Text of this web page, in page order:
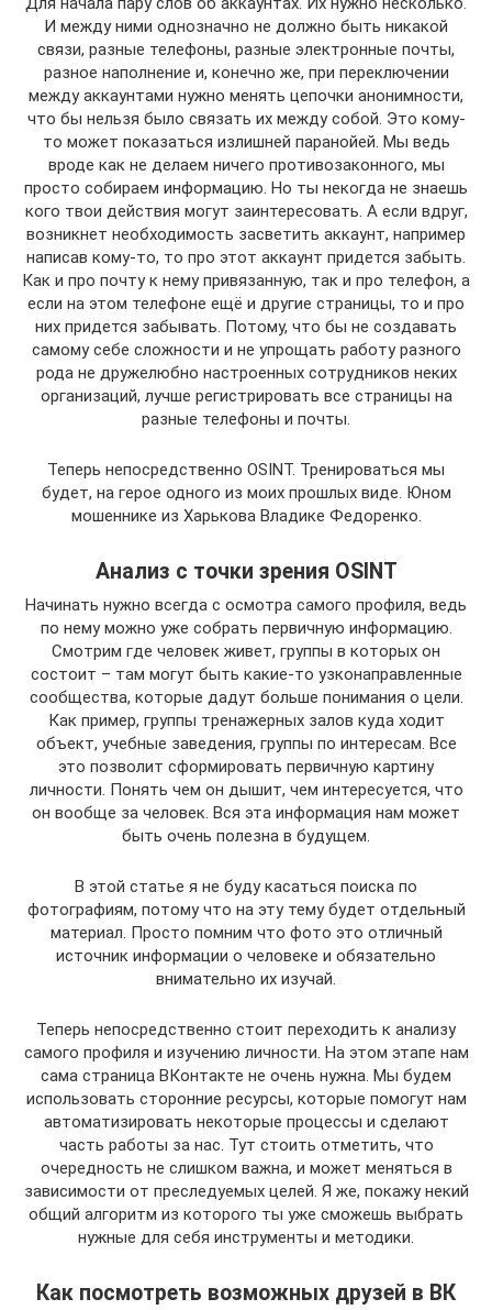
И между ними однозначно не должно быть никакой
связи, разные телефоны, разные электронные почты,
разное наполнение и, конечно же, при переключении
между аккаунтами нужно менять цепочки анонимности,
что бы нельзя было связать их между собой. Это кому-
то может показаться излишней паранойей. Мы ведь
вроде как не делаем ничего противозаконного, мы
просто собираем информацию. Но ты некогда не знаешь
кого твои действия могут заинтересовать. А если вдруг,
возникнет необходимость засветить аккаунт, например
написав кому-то, то про этот аккаунт придется забыть.
Как и про почту к нему привязанную, так и про телефон, а
если на этом телефоне ещё и другие страницы, то и про
них придется забывать. Потому, что бы не создавать
самому себе сложности и не упрощать работу разного
рода не дружелюбно настроенных сотрудников неких
организаций, лучше регистрировать все страницы на
разные телефоны и почты.
Теперь непосредственно OSINT. Тренироваться мы
будет, на герое одного из моих прошлых виде. Юном
мошеннике из Харькова Владике Федоренко.
Анализ с точки зрения OSINT
Начинать нужно всегда с осмотра самого профиля, ведь
по нему можно уже собрать первичную информацию.
Смотрим где человек живет, группы в которых он
состоит – там могут быть какие-то узконаправленные
сообщества, которые дадут больше понимания о цели.
Как пример, группы тренажерных залов куда ходит
объект, учебные заведения, группы по интересам. Все
это позволит сформировать первичную картину
личности. Понять чем он дышит, чем интересуется, что
он вообще за человек. Вся эта информация нам может
быть очень полезна в будущем.
В этой статье я не буду касаться поиска по
фотографиям, потому что на эту тему будет отдельный
материал. Просто помним что фото это отличный
источник информации о человеке и обязательно
внимательно их изучай.
Теперь непосредственно стоит переходить к анализу
самого профиля и изучению личности. На этом этапе нам
сама страница ВКонтакте не очень нужна. Мы будем
использовать сторонние ресурсы, которые помогут нам
автоматизировать некоторые процессы и сделают
часть работы за нас. Тут стоить отметить, что
очередность не слишком важна, и может меняться в
зависимости от преследуемых целей. Я же, покажу некий
общий алгоритм из которого ты уже сможешь выбрать
нужные для себя инструменты и методики.
Как посмотреть возможных друзей в ВК